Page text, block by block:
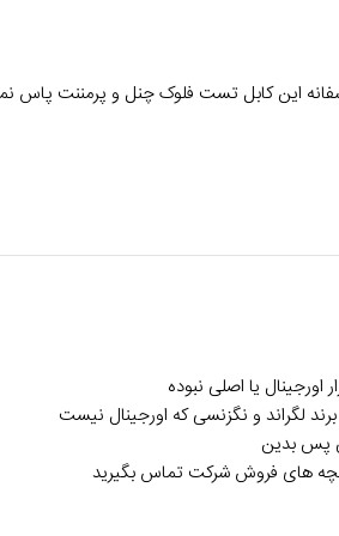
این کابل تست فلوک چنل و پرمننت
یا اصلی نبوده
لگراند و نگزنسی که اورجینال نیست
پس بدین
بچه های فروش شرکت تماس بگیرید